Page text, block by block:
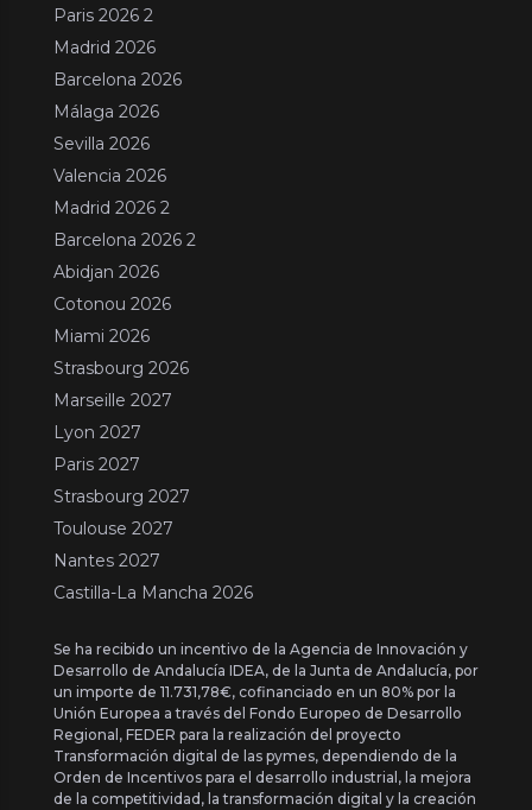
Paris 2026 2
Madrid 2026
Barcelona 2026
Málaga 2026
Sevilla 2026
Valencia 2026
Madrid 2026 2
Barcelona 2026 2
Abidjan 2026
Cotonou 2026
Miami 2026
Strasbourg 2026
Marseille 2027
Lyon 2027
Paris 2027
Strasbourg 2027
Toulouse 2027
Nantes 2027
Castilla-La Mancha 2026
Se ha recibido un incentivo de la Agencia de Innovación y
Desarrollo de Andalucía IDEA, de la Junta de Andalucía, por
un importe de 11.731,78€, cofinanciado en un 80% por la
Unión Europea a través del Fondo Europeo de Desarrollo
Regional, FEDER para la realización del proyecto
Transformación digital de las pymes, dependiendo de la
Orden de Incentivos para el desarrollo industrial, la mejora
de la competitividad, la transformación digital y la creación